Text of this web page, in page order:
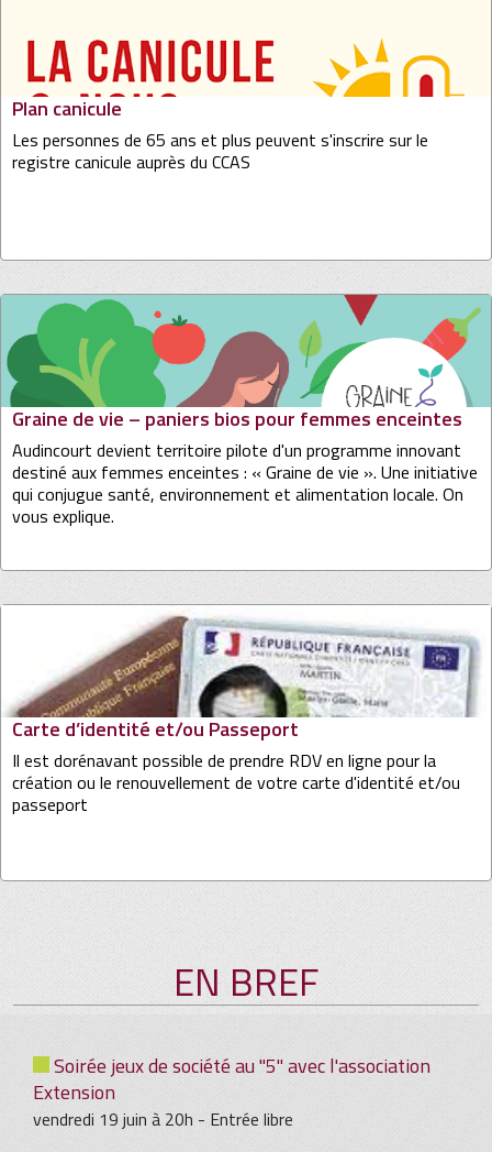
Plan canicule
Les personnes de 65 ans et plus peuvent s'inscrire sur le
registre canicule auprès du CCAS
Graine de vie – paniers bios pour femmes enceintes
Audincourt devient territoire pilote d'un programme innovant
destiné aux femmes enceintes : « Graine de vie ». Une initiative
qui conjugue santé, environnement et alimentation locale. On
vous explique.
Carte d’identité et/ou Passeport
Il est dorénavant possible de prendre RDV en ligne pour la
création ou le renouvellement de votre carte d'identité et/ou
passeport
EN BREF
Soirée jeux de société au "5" avec l'association
Extension
vendredi 19 juin à 20h - Entrée libre